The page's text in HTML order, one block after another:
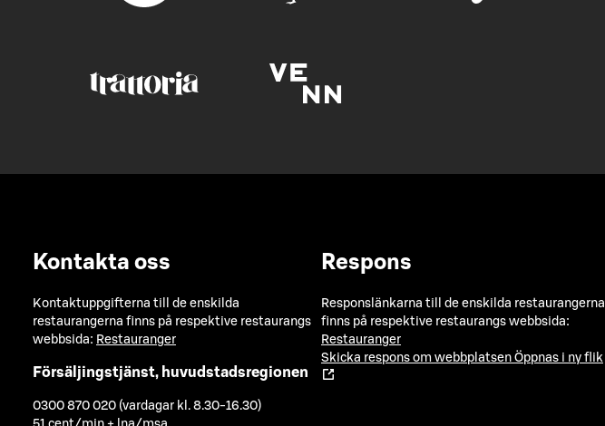
Kontakta oss
Kontaktuppgifterna till de enskilda
restaurangerna finns på respektive restaurangs
webbsida: Restauranger
Försäljingstjänst, huvudstadsregionen
0300 870 020 (vardagar kl. 8.30-16.30)
Respons
Responslänkarna till de enskilda restaurangerna
finns på respektive restaurangs webbsida:
Restauranger
Skicka respons om webbplatsen Öppnas i ny flik